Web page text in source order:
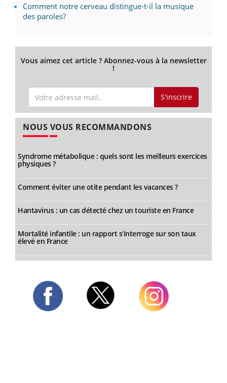
Comment notre cerveau distingue-t-il la musique
des paroles?
Vous aimez cet article ? Abonnez-vous à la newsletter
!
S'inscrire
NOUS VOUS RECOMMANDONS
Syndrome métabolique : quels sont les meilleurs exercices
physiques ?
Comment éviter une otite pendant les vacances ?
Hantavirus : un cas détecté chez un touriste en France
Mortalité infantile : un rapport s’interroge sur son taux
élevé en France